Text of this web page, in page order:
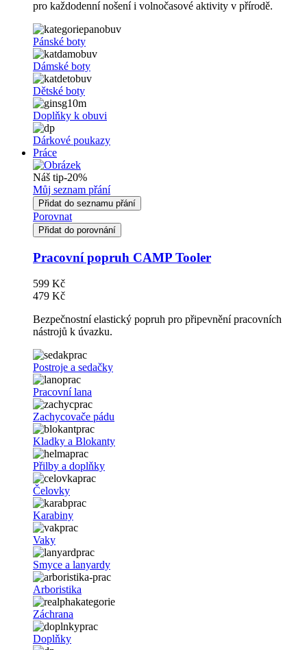
pro každodenní nošení i volnočasové aktivity v přírodě.
Pánské boty
Dámské boty
Dětské boty
Doplňky k obuvi
Dárkové poukazy
Práce
Náš tip-20%
Můj seznam přání
Přidat do seznamu přání
Porovnat
Přidat do porovnání
Pracovní popruh CAMP Tooler
599 Kč
479 Kč
Bezpečnostní elastický popruh pro připevnění pracovních
nástrojů k úvazku.
Postroje a sedačky
Pracovní lana
Zachycovače pádu
Kladky a Blokanty
Přilby a doplňky
Čelovky
Karabiny
Vaky
Smyce a lanyardy
Arboristika
Záchrana
Doplňky